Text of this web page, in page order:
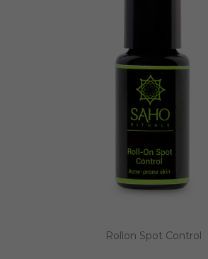
Rollon Spot Control